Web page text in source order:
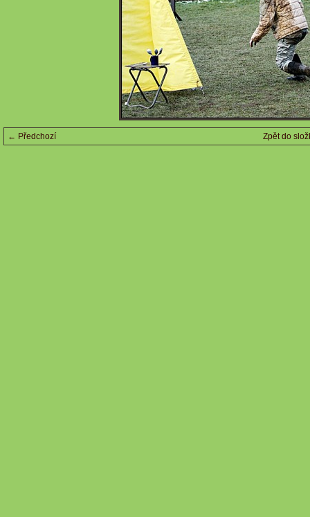
← Předchozí Zpět do